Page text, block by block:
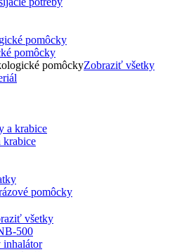
pomôcky
pomôckyZobraziť všetky
krabice
pomôcky
všetky
inhalátor